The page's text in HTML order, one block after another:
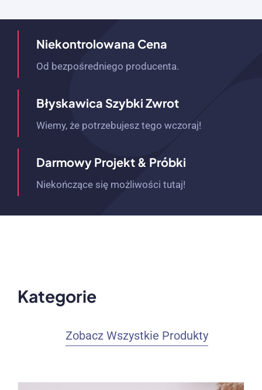
Niekontrolowana Cena
Od bezpośredniego producenta.
Błyskawica Szybki Zwrot
Wiemy, że potrzebujesz tego wczoraj!
Darmowy Projekt & Próbki
Niekończące się możliwości tutaj!
Kategorie
Zobacz Wszystkie Produkty